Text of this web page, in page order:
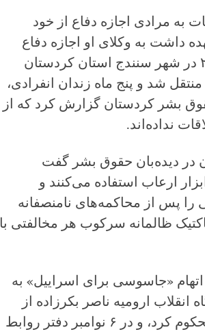
به مرادی اجازه دفاع از خود
داشت به وکلای او اجازه دفاع
نداد. نیروهای امنیتی مرادی را در اوت ۲۰۲۳ در شهر سنندج استان کردستان
شد و پنج ماه زندان انفرادی،
بشر کردستان گزارش کرد که از
دیده‌بان حقوق بشر گفت
ارعاب استفاده می‌کنند و
پس از محاکمه‌های نامنصفانه
ظالمانه سرکوب هر مخالفتی با
«جاسوسی برای اسراییل» به
نوامبر دادگاه انقلاب ارومیه ناصر بکرزاده از
ارومیه، ایران، را به این اتهامات به اعدام محکوم کرد، و در ۶ نوامبر دفتر روابط